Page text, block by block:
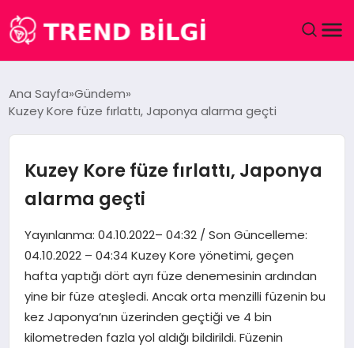
DÜNYA
EĞITIM
EKONOMI
MAGAZIN
SAĞLIK
SPOR
Ana Sayfa Gündem
Kuzey Kore füze fırlattı, Japonya alarma geçti
Kuzey Kore füze fırlattı, Japonya
alarma geçti
Yayınlanma: 04.10.2022– 04:32 / Son Güncelleme:
04.10.2022 – 04:34 Kuzey Kore yönetimi, geçen
hafta yaptığı dört ayrı füze denemesinin ardından
yine bir füze ateşledi. Ancak orta menzilli füzenin bu
kez Japonya’nın üzerinden geçtiği ve 4 bin
kilometreden fazla yol aldığı bildirildi. Füzenin